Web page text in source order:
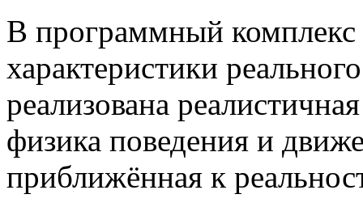
В программный комплекс
характеристики
реализована
физика поведения и
приближённая к